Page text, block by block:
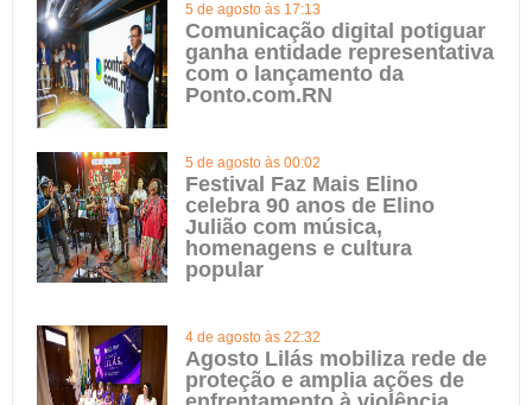
5 de agosto às 17:13
Comunicação digital potiguar
ganha entidade representativa
com o lançamento da
Ponto.com.RN
5 de agosto às 00:02
Festival Faz Mais Elino
celebra 90 anos de Elino
Julião com música,
homenagens e cultura
popular
4 de agosto às 22:32
Agosto Lilás mobiliza rede de
proteção e amplia ações de